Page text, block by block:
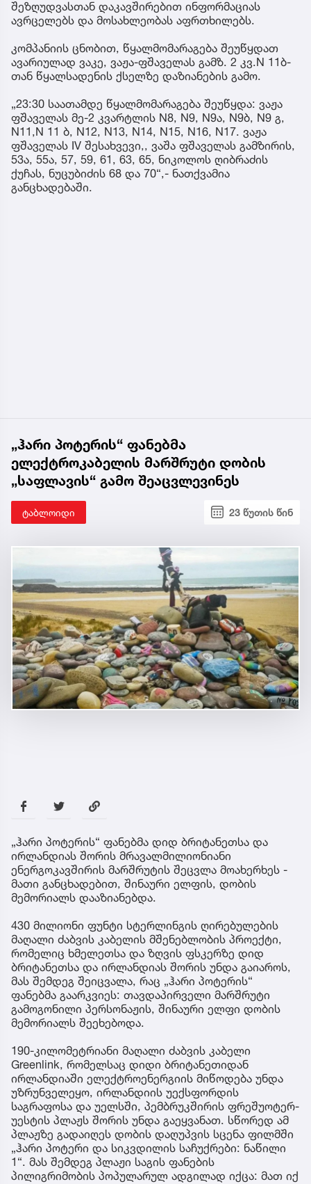
შეზღუდვასთან დაკავშირებით ინფორმაციას
ავრცელებს და მოსახლეობას აფრთხილებს.
კომპანიის ცნობით, წყალმომარაგება შეუწყდათ
ავარიულად ვაკე, ვაჟა-ფშაველას გამზ. 2 კვ.N 11ბ-
თან წყალსადენის ქსელზე დაზიანების გამო.
„23:30 საათამდე წყალმომარაგება შეუწყდა: ვაჟა
ფშაველას მე-2 კვარტლის N8, N9, N9ა, N9ბ, N9 გ,
N11,N 11 ბ, N12, N13, N14, N15, N16, N17. ვაჟა
ფშაველას IV შესახვევი,, ვაშა ფშაველას გამზირის,
53ა, 55ა, 57, 59, 61, 63, 65, ნიკოლოს ღიბრაძის
ქუჩას, ნუცუბიძის 68 და 70“,- ნათქვამია
განცხადებაში.
„ჰარი პოტერის“ ფანებმა
ელექტროკაბელის მარშრუტი დობის
„საფლავის“ გამო შეაცვლევინეს
ტაბლოიდი 23 წუთის წინ
„ჰარი პოტერის“ ფანებმა დიდ ბრიტანეთსა და
ირლანდიას შორის მრავალმილიონიანი
ენერგოკავშირის მარშრუტის შეცვლა მოახერხეს -
მათი განცხადებით, შინაური ელფის, დობის
მემორიალს დააზიანებდა.
430 მილიონი ფუნტი სტერლინგის ღირებულების
მაღალი ძაბვის კაბელის მშენებლობის პროექტი,
რომელიც ხმელეთსა და ზღვის ფსკერზე დიდ
ბრიტანეთსა და ირლანდიას შორის უნდა გაიაროს,
მას შემდეგ შეიცვალა, რაც „ჰარი პოტერის“
ფანებმა გაარკვიეს: თავდაპირველი მარშრუტი
გამოგონილი პერსონაჟის, შინაური ელფი დობის
მემორიალს შეეხებოდა.
190-კილომეტრიანი მაღალი ძაბვის კაბელი
Greenlink, რომელსაც დიდი ბრიტანეთიდან
ირლანდიაში ელექტროენერგიის მიწოდება უნდა
უზრუნველეყო, ირლანდიის უექსფორდის
საგრაფოსა და უელსში, პემბრუკშირის ფრეშუოტერ-
უესტის პლაჟს შორის უნდა გაეყვანათ. სწორედ ამ
პლაჟზე გადაიღეს დობის დაღუპვის სცენა ფილმში
„ჰარი პოტერი და სიკვდილის საჩუქრები: ნაწილი
1“. მას შემდეგ პლაჟი საგის ფანების
პილიგრიმობის პოპულარულ ადგილად იქცა: მათ იქ